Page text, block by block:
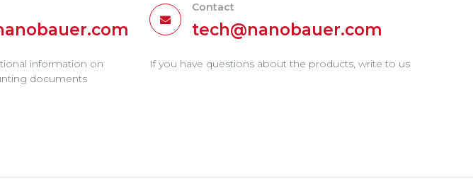
information on
documents
Contact
tech@nanobauer.com
If you have questions about the products, write to us